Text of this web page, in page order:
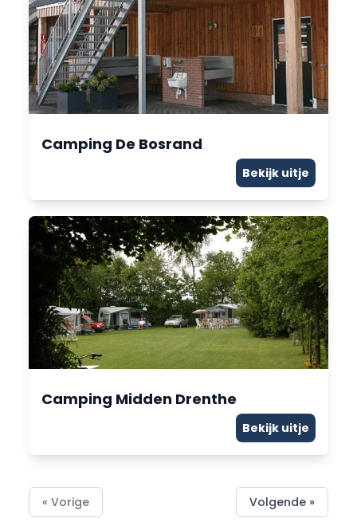
Camping De Bosrand
Bekijk uitje
Camping Midden Drenthe
Bekijk uitje
« Vorige Volgende »